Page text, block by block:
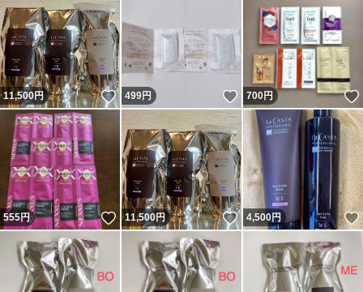
11,500円 いいね！
499円 いいね！
700円
555円 いいね！
11,500円 いいね！
4,500円